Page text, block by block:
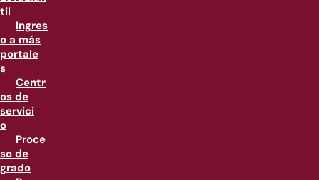
til
Ingres
o a más
portale
s
Centr
os de
servici
o
Proce
so de
grado